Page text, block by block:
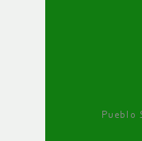
Pueblo